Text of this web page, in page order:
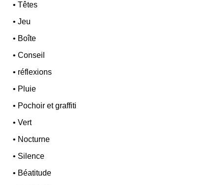
•Têtes
•Jeu
• Boîte
•Conseil
• réflexions
• Pluie
• Pochoir et graffiti
•Vert
• Nocturne
• Silence
• Béatitude